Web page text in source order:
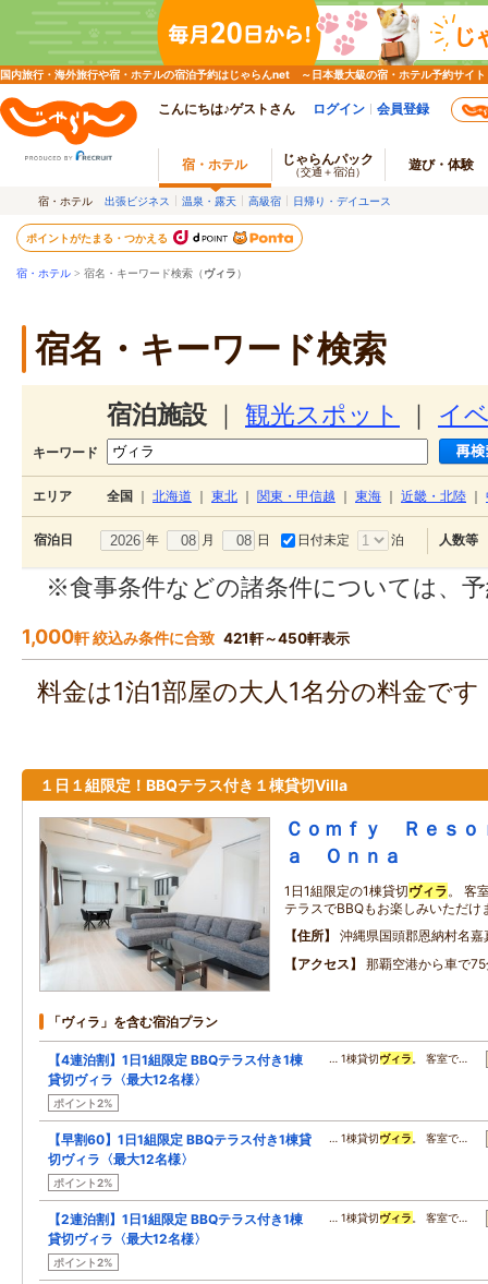
国内旅行・海外旅行や宿・ホテルの宿泊予約はじゃらんnet ～日本最大級の宿・ホテル予約サイト
こんにちは♪ゲストさん ログイン 会員登録
宿・ホテル じゃらんパック
（交通＋宿泊） 遊び・体験
宿・ホテル 出張ビジネス 温泉・露天 高級宿 日帰り・デイユース
ポイントがたまる・つかえる
宿・ホテル > 宿名・キーワード検索（ヴィラ）
宿名・キーワード検索
宿泊施設 観光スポット イ
キーワード
エリア 全国 北海道 東北 関東・甲信越 東海 近畿・北陸
宿泊日 年 月 日 日付未定 泊 人数等
※食事条件などの諸条件については、
1,000軒 絞込み条件に合致 421軒～450軒表示
料金は1泊1部屋の大人1名分の料金で
１日１組限定！BBQテラス付き１棟貸切Villa
Ｃｏｍｆｙ Ｒｅｓ
ａ Ｏｎｎａ
1日1組限定の1棟貸切ヴィラ。 客
テラスでBBQもお楽しみいただけ
住所
沖縄県国頭郡恩納村名
アクセス
那覇空港から車で
「ヴィラ」を含む宿泊プラン
【4連泊割】1日1組限定 BBQテラス付き1棟
貸切ヴィラ〈最大12名様〉
ポイント2%
… 1棟貸切ヴィラ 。 客室で…
【早割60】1日1組限定 BBQテラス付き1棟貸
切ヴィラ〈最大12名様〉
ポイント2%
… 1棟貸切ヴィラ 。 客室で…
【2連泊割】1日1組限定 BBQテラス付き1棟
貸切ヴィラ〈最大12名様〉
ポイント2%
… 1棟貸切ヴィラ 。 客室で…